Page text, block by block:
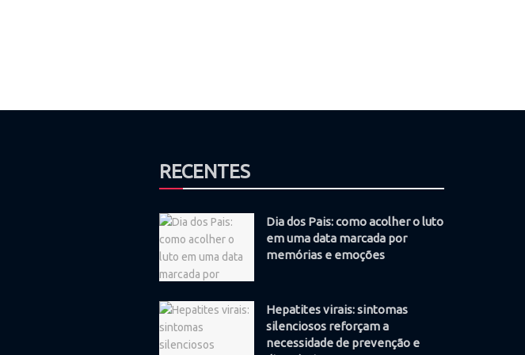
RECENTES
Dia dos Pais: como acolher o luto
em uma data marcada por
memórias e emoções
Hepatites virais: sintomas
silenciosos reforçam a
necessidade de prevenção e